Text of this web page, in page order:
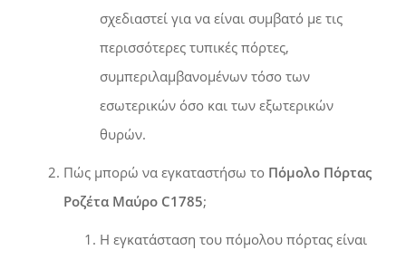
σχεδιαστεί για να είναι συμβατό με τις
περισσότερες τυπικές πόρτες,
συμπεριλαμβανομένων τόσο των
εσωτερικών όσο και των εξωτερικών
θυρών.
Πώς μπορώ να εγκαταστήσω το Πόμολο Πόρτας
Ροζέτα Μαύρο C1785;
Η εγκατάσταση του πόμολου πόρτας είναι